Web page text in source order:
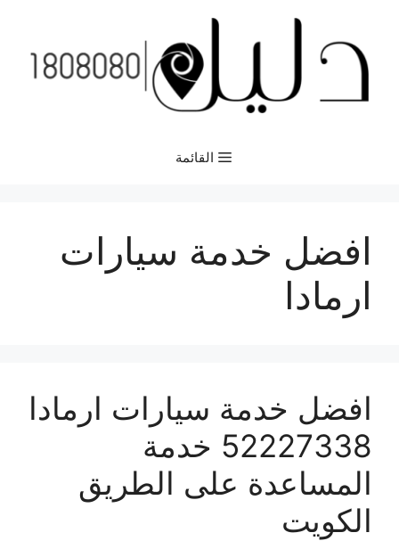
المحتوى
القائمة
افضل خدمة سيارات
ارمادا
افضل خدمة سيارات ارمادا
52227338 خدمة
المساعدة على الطريق
الكويت